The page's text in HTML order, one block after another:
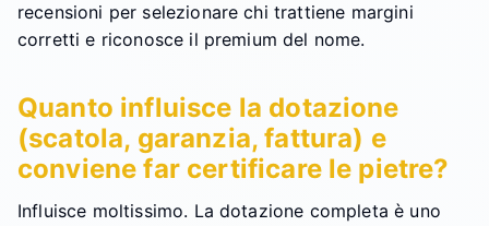
recensioni per selezionare chi trattiene margini
corretti e riconosce il premium del nome.
Quanto influisce la dotazione
(scatola, garanzia, fattura) e
conviene far certificare le pietre?
Influisce moltissimo. La dotazione completa è uno